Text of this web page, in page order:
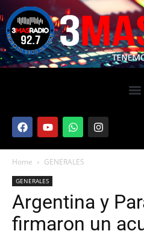
Home GENERALES
GENERALES
Argentina y
firmaron un